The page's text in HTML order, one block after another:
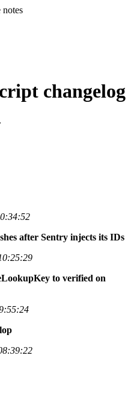
changelog
after Sentry injects its IDs
to verified on